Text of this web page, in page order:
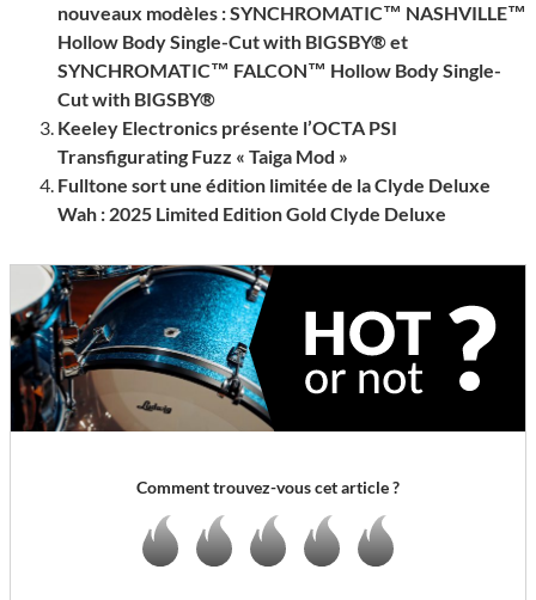
nouveaux modèles : SYNCHROMATIC™ NASHVILLE™
Hollow Body Single-Cut with BIGSBY® et
SYNCHROMATIC™ FALCON™ Hollow Body Single-
Cut with BIGSBY®
Keeley Electronics présente l’OCTA PSI
Transfigurating Fuzz « Taiga Mod »
Fulltone sort une édition limitée de la Clyde Deluxe
Wah : 2025 Limited Edition Gold Clyde Deluxe
Comment trouvez-vous cet article ?